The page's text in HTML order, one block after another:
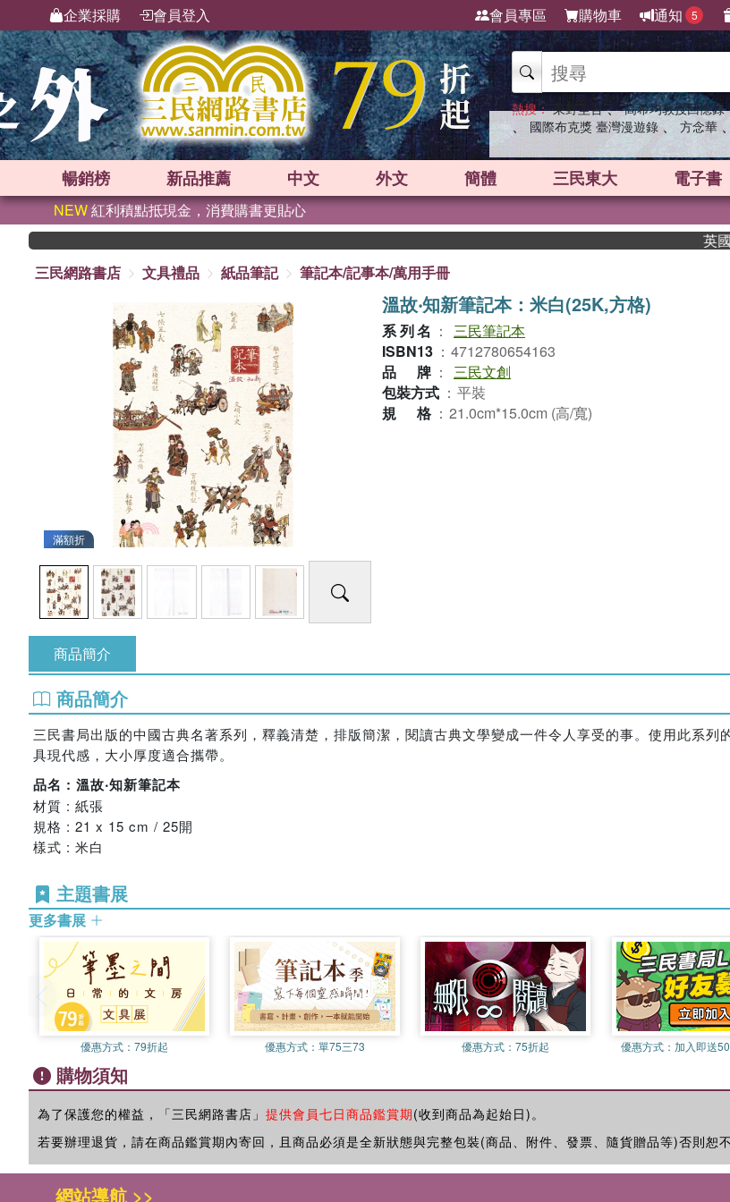
企業採購 會員登入 會員專區 購物車 通知 5
熱搜： 東野圭吾 、 高希均教授回憶錄
、 國際布克獎 臺灣漫遊錄 、 方念華 、
暢銷榜 新品推薦 中文 外文 簡體 三民東大 電子書
NEW紅利積點抵現金，消費購書更貼心
英國
三民網路書店
文具禮品 紙品筆記 筆記本/記事本/萬用手冊
滿額折
溫故‧知新筆記本：米白(25K,方格)
系列名 ： 三民筆記本
ISBN13 ： 4712780654163
品牌 ： 三民文創
包裝方式 ： 平裝
規格 ： 21.0cm*15.0cm (高/寬)
商品簡介
商品簡介
三民書局出版的中國古典名著系列，釋義清楚，排版簡潔，閱讀古典文學變成一件令人享受的事。使用此系
具現代感，大小厚度適合攜帶。
品名 : 溫故‧知新筆記本
材質 : 紙張
規格 : 21 x 15 cm / 25開
樣式 : 米白
主題書展
更多書展
優惠方式： 79折起 優惠方式： 單75三73 優惠方式：75折起 優惠方式： 加入即送
購物須知
為了保護您的權益，「三民網路書店」 提供會員七日商品鑑賞期(收到商品為起始日)。
若要辦理退貨，請在商品鑑賞期內寄回，且商品必須是全新狀態與完整包裝(商品、附件、發票、隨貨贈品等)否則恕不
網站導航 >>